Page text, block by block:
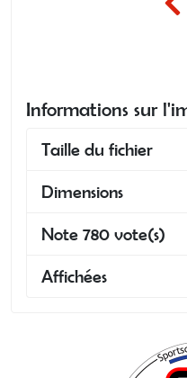
Informations sur
Taille du fichier
Dimensions
Note 780 vote(s)
Affichées